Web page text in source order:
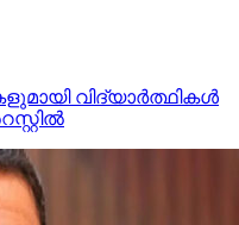
വിദ്യാര്‍ത്ഥികള്‍